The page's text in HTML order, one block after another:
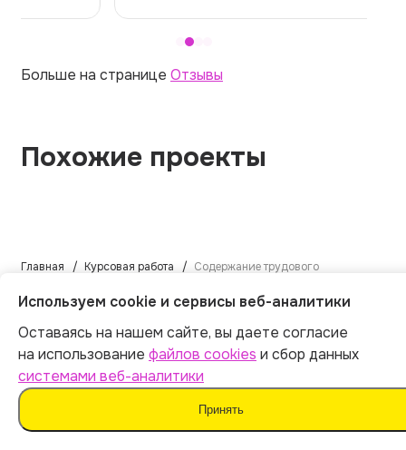
Больше на странице Отзывы
Похожие проекты
Главная Курсовая работа
Содержание трудового
О сервисе
О компании
client@arcy.ru
Используем cookie и сервисы веб-аналитики
Оставаясь на нашем сайте, вы даете согласие
на использование файлов cookies и сбор данных
системами веб-аналитики
Принять